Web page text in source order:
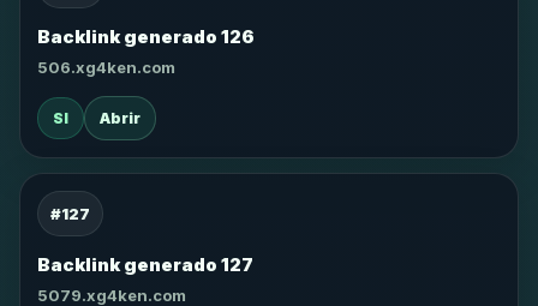
Backlink generado 126
506.xg4ken.com
SI Abrir
#127
Backlink generado 127
5079.xg4ken.com